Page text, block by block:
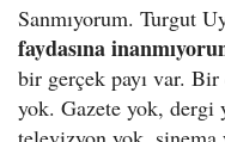
Sanmıyorum. Turgut
faydasına
bir gerçek payı var.
yok. Gazete yok,